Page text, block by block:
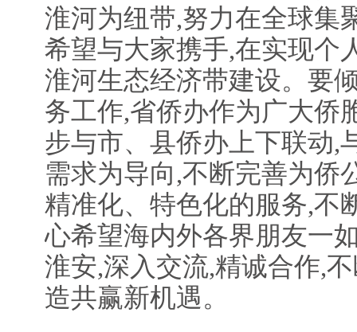
淮河为纽带,努力在全球集
希望与大家携手,在实现个
淮河生态经济带建设。要
务工作,省侨办作为广大侨
步与市、县侨办上下联动,
需求为导向,不断完善为侨
精准化、特色化的服务,不
心希望海内外各界朋友一
淮安,深入交流,精诚合作,
造共赢新机遇。